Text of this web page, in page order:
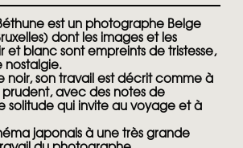
est un photographe Belge
dont les images et les
et blanc sont empreints de tristesse,
nostalgie.
noir, son travail est décrit comme à
prudent, avec des notes de
solitude qui invite au voyage et à
japonais à une très grande